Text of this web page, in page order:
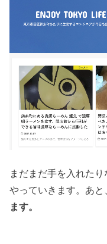
まだまだ手を入れた
やっていきます。あと
ます。